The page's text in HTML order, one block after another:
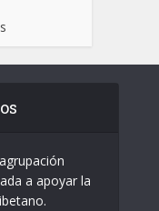
a apoyar la